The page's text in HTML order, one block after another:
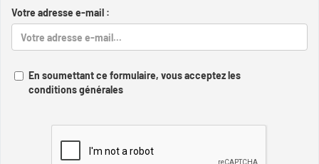
Votre adresse e-mail :
En soumettant ce formulaire, vous acceptez les
conditions générales